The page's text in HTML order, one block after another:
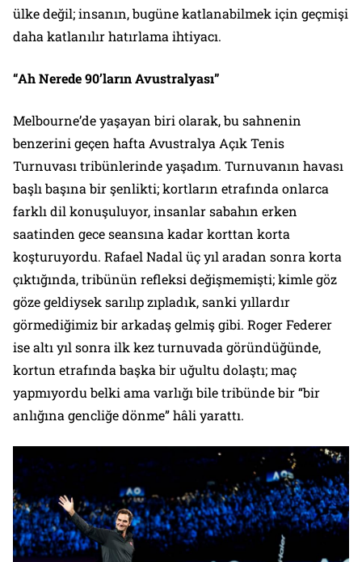
ülke değil; insanın, bugüne katlanabilmek için geçmişi
daha katlanılır hatırlama ihtiyacı.
“Ah Nerede 90’ların Avustralyası”
Melbourne’de yaşayan biri olarak, bu sahnenin
benzerini geçen hafta Avustralya Açık Tenis
Turnuvası tribünlerinde yaşadım. Turnuvanın havası
başlı başına bir şenlikti; kortların etrafında onlarca
farklı dil konuşuluyor, insanlar sabahın erken
saatinden gece seansına kadar korttan korta
koşturuyordu. Rafael Nadal üç yıl aradan sonra korta
çıktığında, tribünün refleksi değişmemişti; kimle göz
göze geldiysek sarılıp zıpladık, sanki yıllardır
görmediğimiz bir arkadaş gelmiş gibi. Roger Federer
ise altı yıl sonra ilk kez turnuvada göründüğünde,
kortun etrafında başka bir uğultu dolaştı; maç
yapmıyordu belki ama varlığı bile tribünde bir “bir
anlığına gencliğe dönme” hâli yarattı.